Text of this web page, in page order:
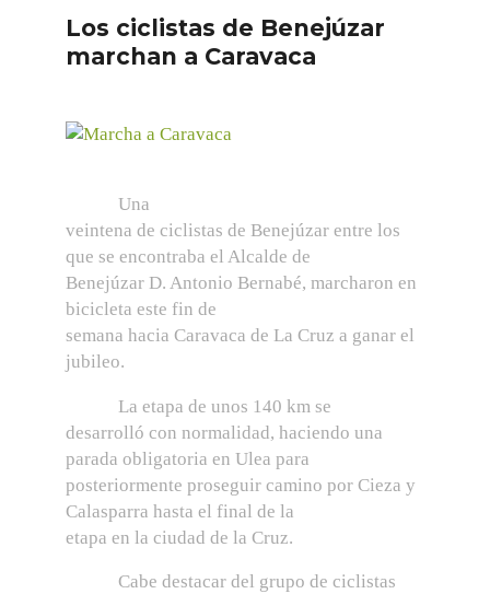
Los ciclistas de Benejúzar
marchan a Caravaca
Una
veintena de ciclistas de Benejúzar entre los
que se encontraba el Alcalde de
Benejúzar D. Antonio Bernabé, marcharon en
bicicleta este fin de
semana hacia Caravaca de La Cruz a ganar el
jubileo.
La etapa de unos 140 km se
desarrolló con normalidad, haciendo una
parada obligatoria en Ulea para
posteriormente proseguir camino por Cieza y
Calasparra hasta el final de la
etapa en la ciudad de la Cruz.
Cabe destacar del grupo de ciclistas